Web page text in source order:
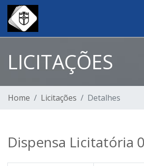
LICITAÇÕES
Home Licitações Detalhes
Dispensa Licitatória